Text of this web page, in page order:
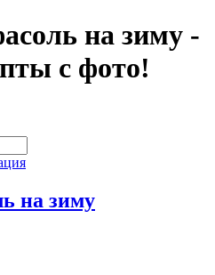
на зиму -
с фото!
на зиму